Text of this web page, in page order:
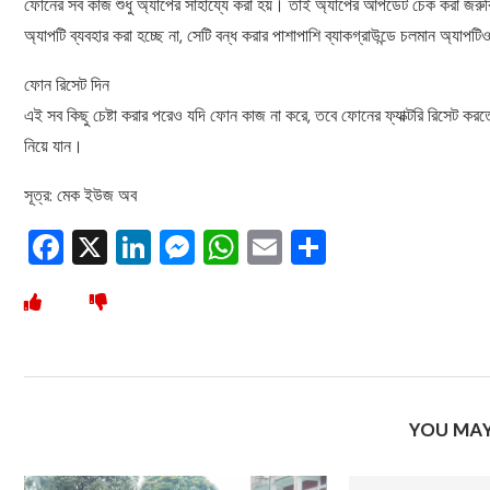
ফোনের সব কাজ শুধু অ্যাপের সাহায্যে করা হয়। তাই অ্যাপের আপডেট চেক করা
অ্যাপটি ব্যবহার করা হচ্ছে না, সেটি বন্ধ করার পাশাপাশি ব্যাকগ্রাউন্ডে চলমান
ফোন রিসেট দিন
এই সব কিছু চেষ্টা করার পরেও যদি ফোন কাজ না করে, তবে ফোনের ফ্যাক্টরি রিসেট
নিয়ে যান।
সূত্র: মেক ইউজ অব
Facebook
X LinkedIn
Messenger
WhatsApp
Email
YOU